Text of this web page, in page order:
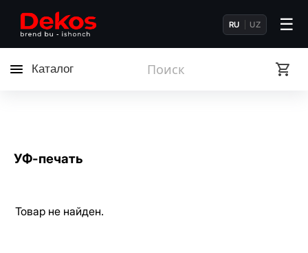
RU UZ ☰
Каталог
УФ-печать
Товар не найден.